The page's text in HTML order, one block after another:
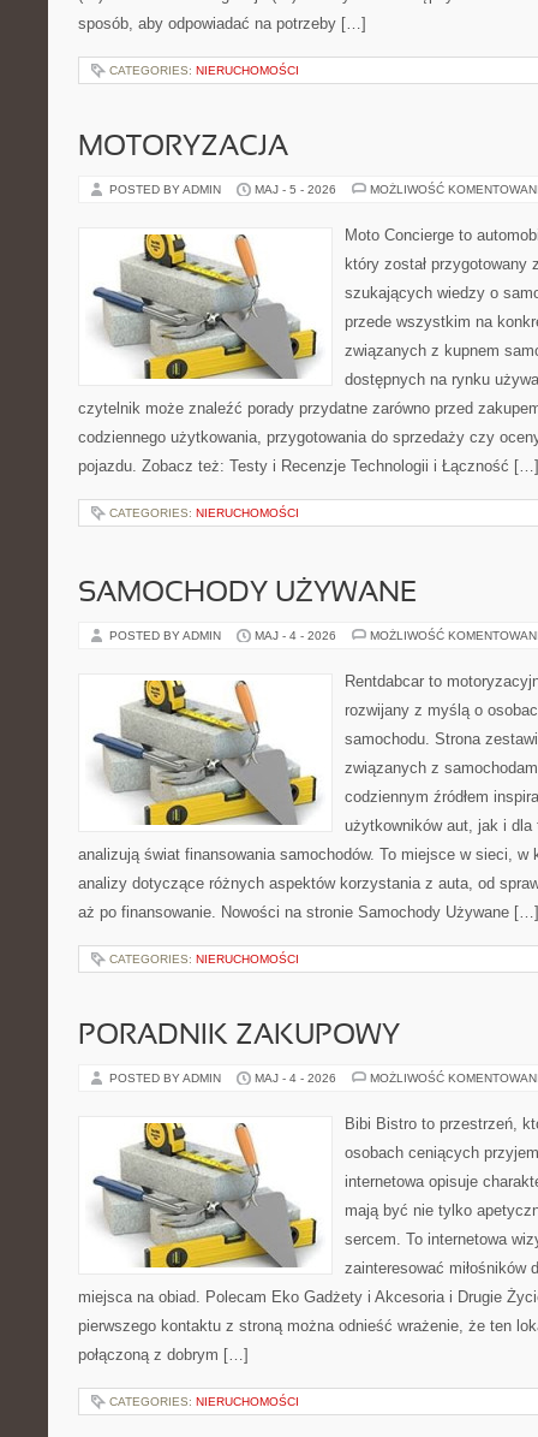
sposób, aby odpowiadać na potrzeby […]
CATEGORIES: NIERUCHOMOŚCI
MOTORYZACJA
POSTED BY ADMIN MAJ - 5 - 2026 MOŻLIWOŚĆ
Moto Concierge to
który został przygotowany
szukających wiedzy o
przede wszystkim na
związanych z kupnem
dostępnych na rynku
czytelnik może znaleźć porady przydatne zarówno przed
codziennego użytkowania, przygotowania do sprzedaży czy
pojazdu. Zobacz też: Testy i Recenzje Technologii i Łączność […]
CATEGORIES: NIERUCHOMOŚCI
SAMOCHODY UŻYWANE
POSTED BY ADMIN MAJ - 4 - 2026 MOŻLIWOŚĆ
Rentdabcar to
rozwijany z myślą o
samochodu. Strona
związanych z
codziennym źródłem
użytkowników aut, jak i
analizują świat finansowania samochodów. To miejsce w sieci, w
analizy dotyczące różnych aspektów korzystania z auta, od
aż po finansowanie. Nowości na stronie Samochody Używane […]
CATEGORIES: NIERUCHOMOŚCI
PORADNIK ZAKUPOWY
POSTED BY ADMIN MAJ - 4 - 2026 MOŻLIWOŚĆ
Bibi Bistro to przestrzeń,
osobach ceniących
internetowa opisuje
mają być nie tylko
sercem. To internetowa
zainteresować miłośników
miejsca na obiad. Polecam Eko Gadżety i Akcesoria i Drugie
pierwszego kontaktu z stroną można odnieść wrażenie, że ten
połączoną z dobrym […]
CATEGORIES: NIERUCHOMOŚCI